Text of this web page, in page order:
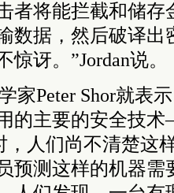
者将能拦截和储存
数据，然后破译出
讶。”Jordan说。
家Peter Shor就表
的主要的安全技
，人们尚不清楚这
预测这样的机器需